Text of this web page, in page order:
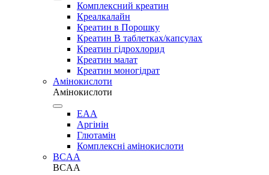
Комплексний креатин
Креалкалайн
Креатин в Порошку
Креатин В таблетках/капсулах
Креатин гідрохлорид
Креатин малат
Креатин моногідрат
Амінокислоти
Амінокислоти
EAA
Аргінін
Глютамін
Комплексні амінокислоти
BCAA
BCAA